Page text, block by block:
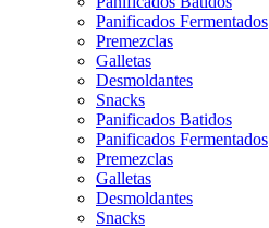
Panificados Fermentados
Premezclas
Galletas
Desmoldantes
Snacks
Panificados Batidos
Panificados Fermentados
Premezclas
Galletas
Desmoldantes
Snacks